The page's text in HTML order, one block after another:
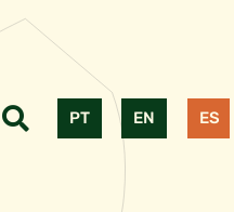
PT EN ES